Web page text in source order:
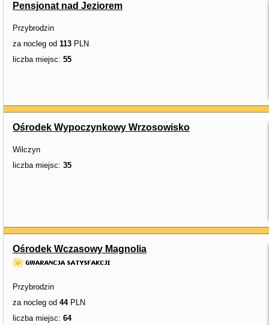
Pensjonat nad Jeziorem
Przybrodzin
za nocleg od 113 PLN
liczba miejsc: 55
Ośrodek Wypoczynkowy Wrzosowisko
Wilczyn
liczba miejsc: 35
Ośrodek Wczasowy Magnolia
Przybrodzin
za nocleg od 44PLN
liczba miejsc: 64